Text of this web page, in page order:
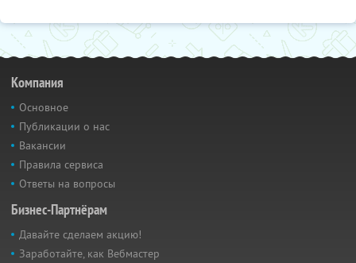
Компания
Основное
Публикации о нас
Вакансии
Правила сервиса
Ответы на вопросы
Бизнес-Партнёрам
Давайте сделаем акцию!
Заработайте, как Вебмастер